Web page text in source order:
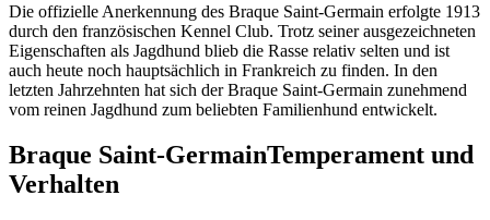
Die offizielle Anerkennung des Braque Saint-Germain erfolgte 1913
durch den französischen Kennel Club. Trotz seiner ausgezeichneten
Eigenschaften als Jagdhund blieb die Rasse relativ selten und ist
auch heute noch hauptsächlich in Frankreich zu finden. In den
letzten Jahrzehnten hat sich der Braque Saint-Germain zunehmend
vom reinen Jagdhund zum beliebten Familienhund entwickelt.
Braque Saint-GermainTemperament und
Verhalten